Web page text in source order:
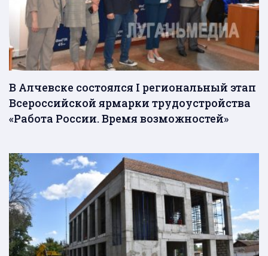
В Алчевске состоялся I региональный этап
Всероссийской ярмарки трудоустройства
«Работа России. Время возможностей»